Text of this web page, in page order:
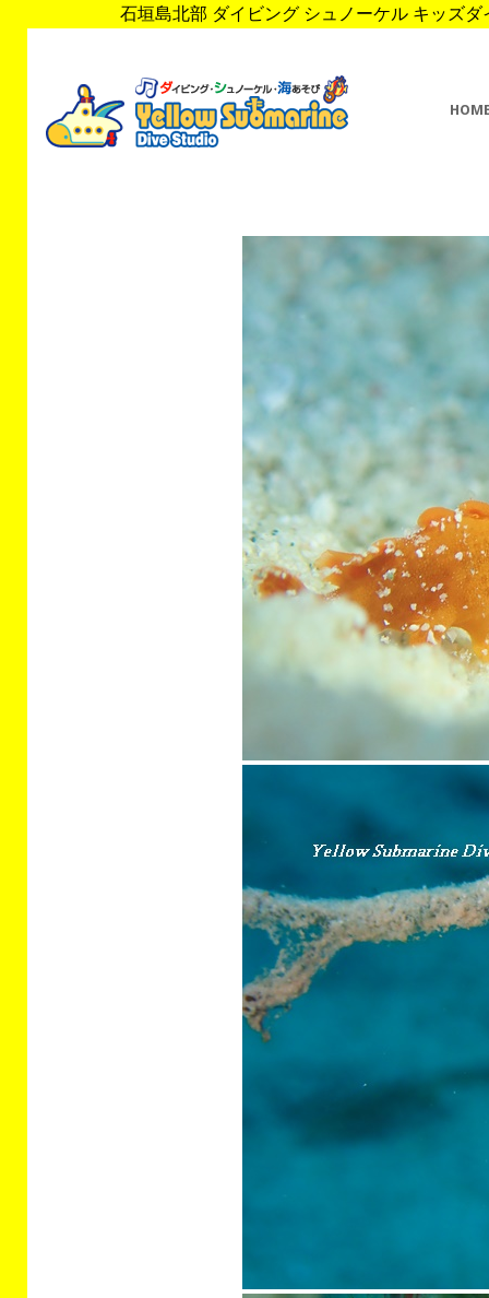
石垣島北部 ダイビング シュノーケル キッズ